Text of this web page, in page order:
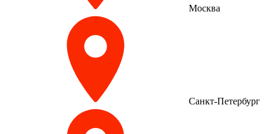
Москва
Санкт-Петербург